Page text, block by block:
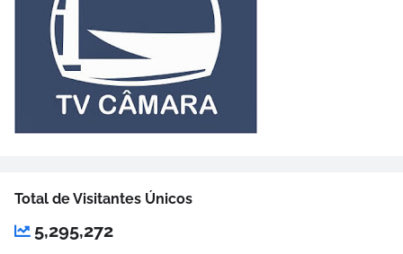
Total de Visitantes Únicos
5,295,272